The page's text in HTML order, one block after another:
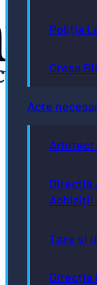
Poliția
Creșa
Acte
Arhitect
Direcția
Achiziții
Taxe și
Direcția
Această
Programul
www.poca.ro
cofinanțate de
ue.ro
poziția oficială
corectitudinii